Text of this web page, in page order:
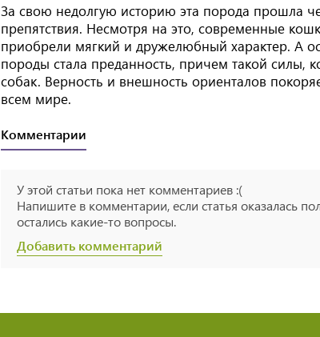
За свою недолгую историю эта порода прошла
препятствия. Несмотря на это, современные
приобрели мягкий и дружелюбный характер. А
породы стала преданность, причем такой силы,
собак. Верность и внешность ориенталов
всем мире.
Комментарии
У этой статьи пока нет комментариев :(
Напишите в комментарии, если статья оказалась
остались какие-то вопросы.
Добавить комментарий